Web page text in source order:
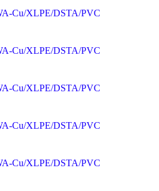
Cu/XLPE/DSTA/PVC
Cu/XLPE/DSTA/PVC
Cu/XLPE/DSTA/PVC
Cu/XLPE/DSTA/PVC
Cu/XLPE/DSTA/PVC